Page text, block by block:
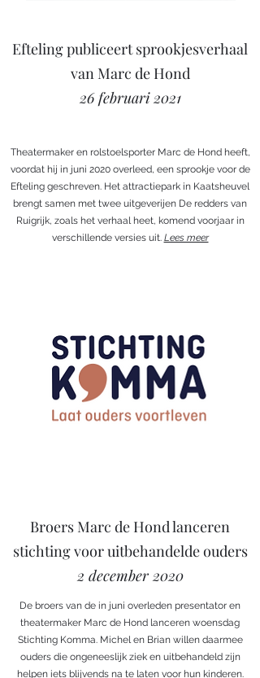
Efteling publiceert sprookjesverhaal
van Marc de Hond
26 februari 2021
Theatermaker en rolstoelsporter Marc de Hond heeft,
voordat hij in juni 2020 overleed, een sprookje voor de
Efteling geschreven. Het attractiepark in Kaatsheuvel
brengt samen met twee uitgeverijen De redders van
Ruigrijk, zoals het verhaal heet, komend voorjaar in
verschillende versies uit. Lees meer
Broers Marc de Hond lanceren
stichting voor uitbehandelde ouders
2 december 2020
De broers van de in juni overleden presentator en
theatermaker Marc de Hond lanceren woensdag
Stichting Komma. Michel en Brian willen daarmee
ouders die ongeneeslijk ziek en uitbehandeld zijn
helpen iets blijvends na te laten voor hun kinderen.